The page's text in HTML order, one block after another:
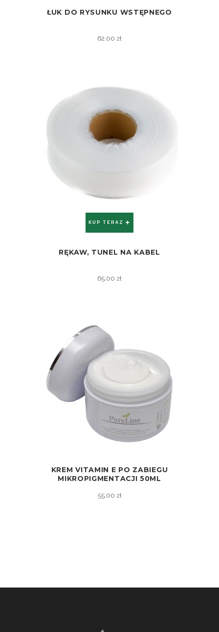
ZOBACZ
ŁUK DO RYSUNKU WSTĘPNEGO
62.00 zł
ZOBACZ
KUP TERAZ
RĘKAW, TUNEL NA KABEL
65.00 zł
ZOBACZ
KREM VITAMIN E PO ZABIEGU
MIKROPIGMENTACJI 50ML
55.00 zł